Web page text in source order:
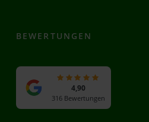
BEWERTUNGEN
4,90
316 Bewertungen